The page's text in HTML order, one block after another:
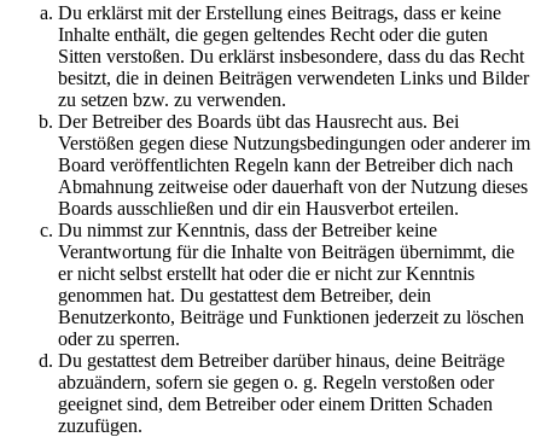
Du erklärst mit der Erstellung eines Beitrags, dass er keine
Inhalte enthält, die gegen geltendes Recht oder die guten
Sitten verstoßen. Du erklärst insbesondere, dass du das Recht
besitzt, die in deinen Beiträgen verwendeten Links und Bilder
zu setzen bzw. zu verwenden.
Der Betreiber des Boards übt das Hausrecht aus. Bei
Verstößen gegen diese Nutzungsbedingungen oder anderer im
Board veröffentlichten Regeln kann der Betreiber dich nach
Abmahnung zeitweise oder dauerhaft von der Nutzung dieses
Boards ausschließen und dir ein Hausverbot erteilen.
Du nimmst zur Kenntnis, dass der Betreiber keine
Verantwortung für die Inhalte von Beiträgen übernimmt, die
er nicht selbst erstellt hat oder die er nicht zur Kenntnis
genommen hat. Du gestattest dem Betreiber, dein
Benutzerkonto, Beiträge und Funktionen jederzeit zu löschen
oder zu sperren.
Du gestattest dem Betreiber darüber hinaus, deine Beiträge
abzuändern, sofern sie gegen o. g. Regeln verstoßen oder
geeignet sind, dem Betreiber oder einem Dritten Schaden
zuzufügen.